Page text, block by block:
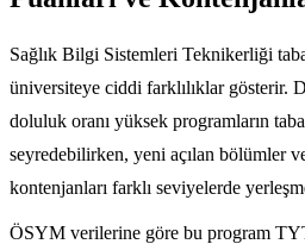
Sağlık Bilgi Sistemleri Teknikerliği
üniversiteye ciddi farklılıklar gösterir.
doluluk oranı yüksek programların
seyredebilirken, yeni açılan bölümler
kontenjanları farklı seviyelerde
ÖSYM verilerine göre bu program